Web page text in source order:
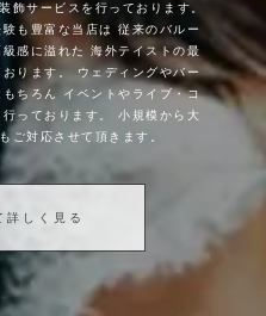
飾サービスを行っております。
も豊富な当店は
従来のバルー
感に溢れた
海外テイストの最
ります。
ウェディングやバー
ちろん
イベントやライブ・コ
っております。
小規模から大
ご対応させて頂きます。
詳しく見る